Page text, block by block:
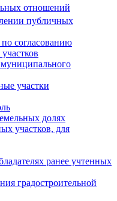
отношений
публичных
согласованию
участки
долях
участков, для
ранее учтенных
градостроительной